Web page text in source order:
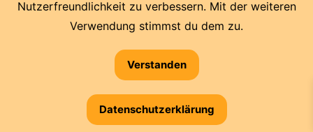
Nutzerfreundlichkeit zu verbessern. Mit der weiteren
Verwendung stimmst du dem zu.
Verstanden
Datenschutzerklärung